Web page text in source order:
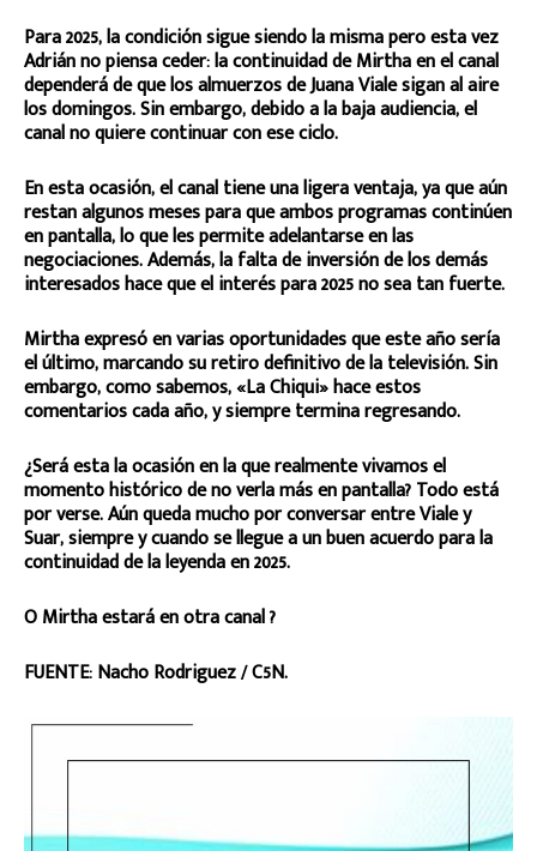
Para 2025, la condición sigue siendo la misma pero esta vez
Adrián no piensa ceder: la continuidad de Mirtha en el canal
dependerá de que los almuerzos de Juana Viale sigan al aire
los domingos. Sin embargo, debido a la baja audiencia, el
canal no quiere continuar con ese ciclo.
En esta ocasión, el canal tiene una ligera ventaja, ya que aún
restan algunos meses para que ambos programas continúen
en pantalla, lo que les permite adelantarse en las
negociaciones. Además, la falta de inversión de los demás
interesados hace que el interés para 2025 no sea tan fuerte.
Mirtha expresó en varias oportunidades que este año sería
el último, marcando su retiro definitivo de la televisión. Sin
embargo, como sabemos, «La Chiqui» hace estos
comentarios cada año, y siempre termina regresando.
¿Será esta la ocasión en la que realmente vivamos el
momento histórico de no verla más en pantalla? Todo está
por verse. Aún queda mucho por conversar entre Viale y
Suar, siempre y cuando se llegue a un buen acuerdo para la
continuidad de la leyenda en 2025.
O Mirtha estará en otra canal ?
FUENTE: Nacho Rodriguez / C5N.